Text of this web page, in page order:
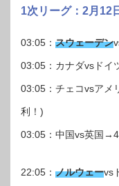
1次リーグ：2月12
03:05： スウェーデン
03:05：カナダvsド
03:05：チェコvsア
利！)
03:05：中国vs英国
22:05： ノルウェーvs